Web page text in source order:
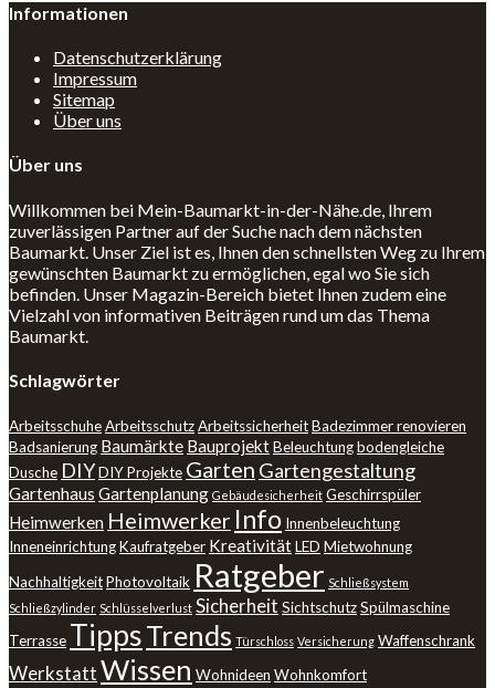
Informationen
Datenschutzerklärung
Impressum
Sitemap
Über uns
Über uns
Willkommen bei Mein-Baumarkt-in-der-Nähe.de, Ihrem
zuverlässigen Partner auf der Suche nach dem nächsten
Baumarkt. Unser Ziel ist es, Ihnen den schnellsten Weg zu Ihrem
gewünschten Baumarkt zu ermöglichen, egal wo Sie sich
befinden. Unser Magazin-Bereich bietet Ihnen zudem eine
Vielzahl von informativen Beiträgen rund um das Thema
Baumarkt.
Schlagwörter
ArbeitsschuheArbeitsschutzArbeitssicherheitBadezimmer renovieren
Badsanierung Baumärkte BauprojektBeleuchtungbodengleiche
Dusche DIYDIY Projekte Garten Gartengestaltung
Gartenhaus Gartenplanung Gebäudesicherheit Geschirrspüler
Heimwerken Heimwerker Info Innenbeleuchtung
InneneinrichtungKaufratgeber KreativitätLED Mietwohnung
NachhaltigkeitPhotovoltaik Ratgeber Schließsystem
Schließzylinder Schlüsselverlust Sicherheit SichtschutzSpülmaschine
Terrasse TippsTrends Türschloss Versicherung Waffenschrank
WerkstattWissen Wohnideen Wohnkomfort